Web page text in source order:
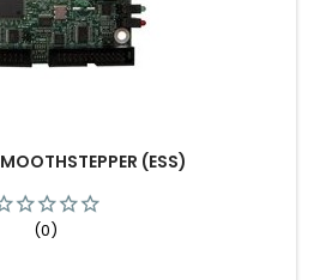
(ESS)
(0)